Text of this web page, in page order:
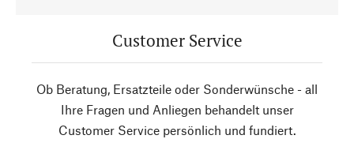
Customer Service
Ob Beratung, Ersatzteile oder Sonderwünsche - all
Ihre Fragen und Anliegen behandelt unser
Customer Service persönlich und fundiert.